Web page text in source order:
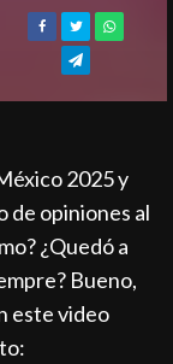
2025 y
de opiniones al
¿Quedó a
Bueno,
este video